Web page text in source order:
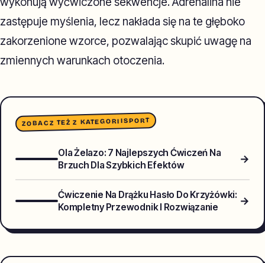
zastępuje myślenia, lecz nakłada się na te głęboko
zakorzenione wzorce, pozwalając skupić uwagę na
zmiennych warunkach otoczenia.
ZOBACZ TEŻ Z KATEGORIISPORT
Ola Żelazo: 7 Najlepszych Ćwiczeń Na
Brzuch Dla Szybkich Efektów
→
Ćwiczenie Na Drążku Hasło Do Krzyżówki:
Kompletny Przewodnik I Rozwiązanie
→